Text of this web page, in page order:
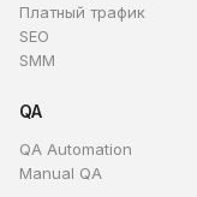
Платный трафик
SEO
SMM
QA
QA Automation
Manual QA